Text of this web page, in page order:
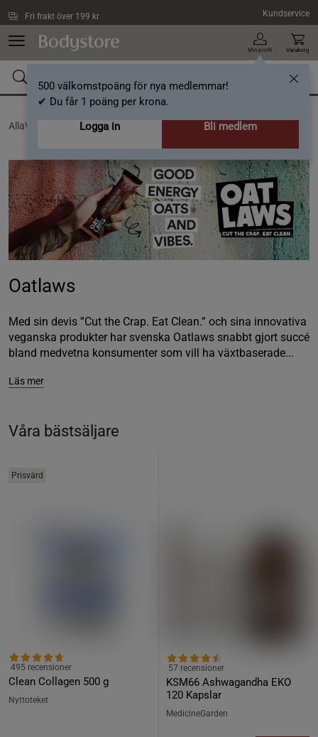
Fri frakt över 199 kr Kundservice
Min profil
500 välkomstpoäng för nya medlemmar!
✔ Du får 1 poäng per krona.
Logga in
Bli medlem
Varukorg
AllaVarumärken /Oatlaws
Oatlaws
Med sin devis ”Cut the Crap. Eat Clean.” och sina innovativa
veganska produkter har svenska Oatlaws snabbt gjort succé
bland medvetna konsumenter som vill ha växtbaserade...
Läs mer
Våra bästsäljare
Prisvärd
Clean Collagen 500 g
495 recensioner
Nyttoteket
KSM66 Ashwagandha EKO
120 Kapslar
57 recensioner
MedicineGarden